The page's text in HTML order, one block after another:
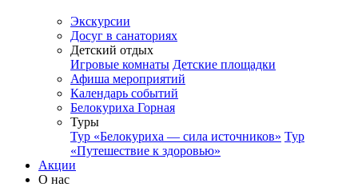
Экскурсии
Досуг в санаториях
Детский отдых
Игровые комнаты Детские площадки
Афиша мероприятий
Календарь событий
Белокуриха Горная
Туры
Тур «Белокуриха — сила источников» Тур
«Путешествие к здоровью»
Акции
О нас